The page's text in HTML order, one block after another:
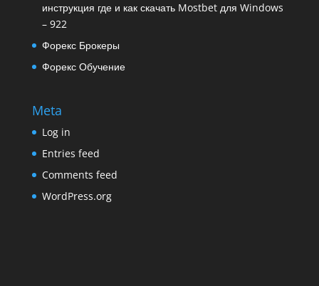
инструкция где и как скачать Mostbet для Windows
– 922
Форекс Брокеры
Форекс Обучение
Meta
Log in
Entries feed
Comments feed
WordPress.org